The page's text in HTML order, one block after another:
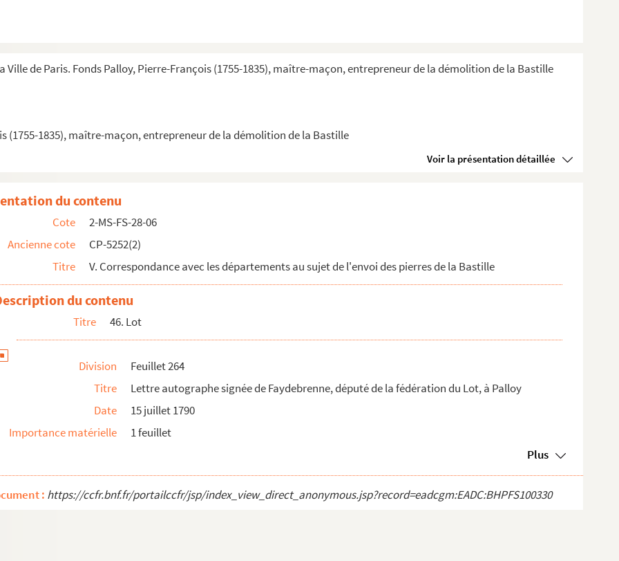
de Paris. Fonds Palloy, Pierre-François (1755-1835), maître-maçon, entrepreneur de la démolition de la Bastille
(1755-1835), maître-maçon, entrepreneur de la démolition de la Bastille
Voir la présentation détaillée
de l'envoi des pierres de la Bastille
administrations départementales
de Cahors, à Palloy, Cahors
de la fédération du Lot, à Palloy
de la garde nationale de Cahors, à Palloy
du département du Lot, à Cahors
du département du Lot à Palloy, Cahors
du contenu
Cote
2-MS-FS-28-06
Ancienne cote
CP-5252(2)
Titre
V. Correspondance avec les départements au sujet de l'envoi des pierres de la Bastille
du contenu
Titre 46. Lot
Division
Feuillet 264
Titre
Lettre autographe signée de Faydebrenne, député de la fédération du Lot, à Palloy
Date
15 juillet 1790
Importance matérielle
1 feuillet
Plus
: https://ccfr.bnf.fr/portailccfr/jsp/index_view_direct_anonymous.jsp?record=eadcgm:EADC:BHPFS100330